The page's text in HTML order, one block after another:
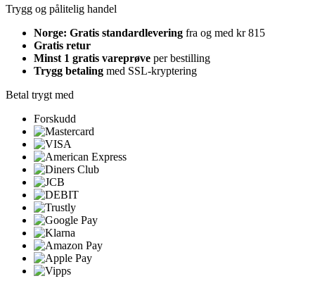
Trygg og pålitelig handel
Norge: Gratis standardlevering fra og med kr 815
Gratis retur
Minst 1 gratis vareprøve per bestilling
Trygg betaling med SSL-kryptering
Betal trygt med
Forskudd